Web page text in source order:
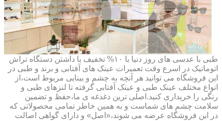
طبی با عدسی های روز دنیا با ۱۰% تخفیف با داشتن دستگاه تراش
اتوماتیک در اسرع وقت تعمیرات عینک های آفتابی و برند و طبی در
این فروشگاه می توانید هر آنچه به چشم و بینایی مربوط است،از
انواع مختلف عینک طبی و عینک آفتابی گرفته تا لنزهای طبی و
رنگی را خریداری کنید.اصلی ترین دغدغه ی ما،حفظ و تضمین
سلامت چشم های شماست و به همین خاطر تمامی محصولاتی که
در این فروشگاه عرضه می شوند،«اصل» و دارای گواهی اصالت